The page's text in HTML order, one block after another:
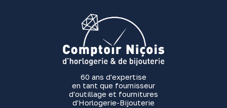
60 ans d'expertise
en tant que fournisseur
d'outillage et fournitures
d'Horlogerie-Bijouterie